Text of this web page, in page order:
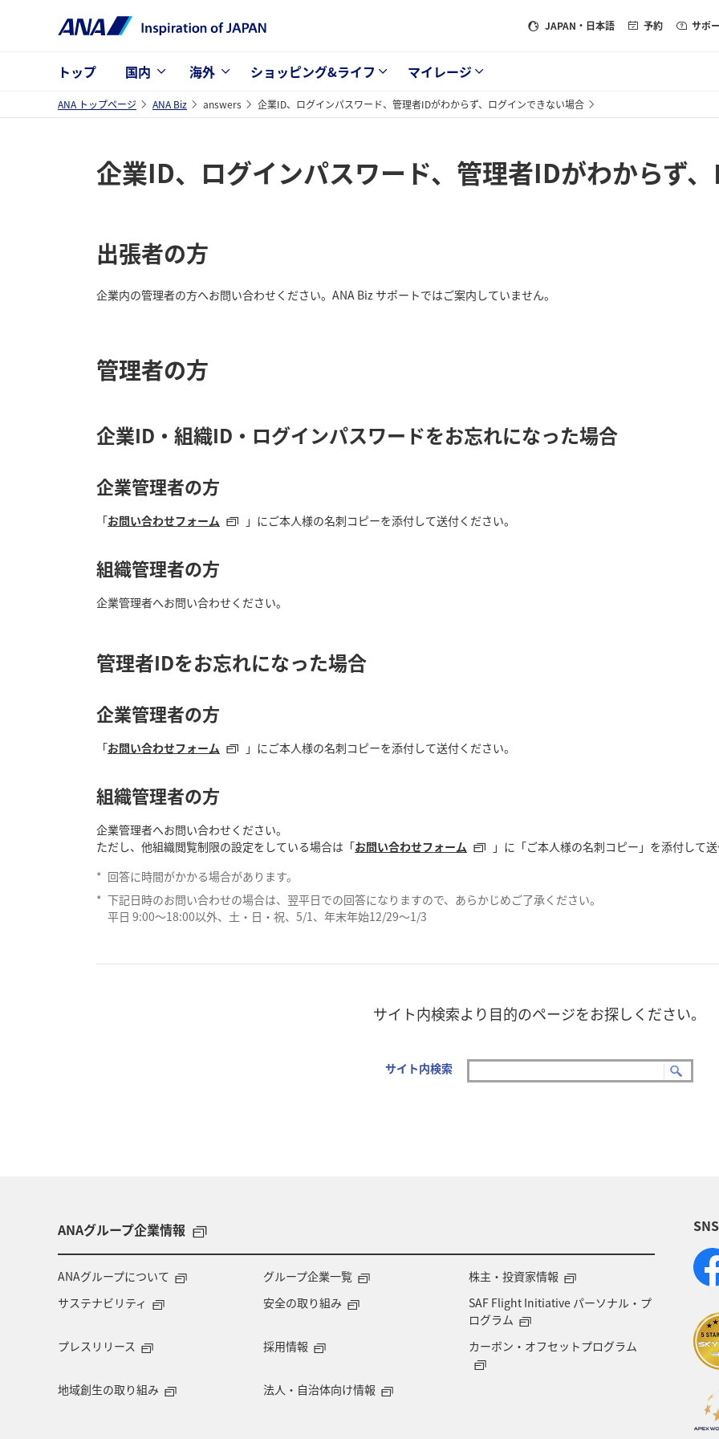
JAPAN ・日本語 予約 サポ
トップ 国内 海外 ショッピング&ライフ マイレージ
ANA トップページ ANA Biz answers 企業ID、ログインパスワード、管理者IDがわからず、ログインできない場合
企業ID、ログインパスワード、管理者IDがわからず
出張者の方
企業内の管理者の方へお問い合わせください。ANA Biz サポートではご案内していません。
管理者の方
企業ID・組織ID・ログインパスワードをお忘れになった場合
企業管理者の方
「お問い合わせフォーム 」にご本人様の名刺コピーを添付して送付ください。
組織管理者の方
企業管理者へお問い合わせください。
管理者IDをお忘れになった場合
企業管理者の方
「お問い合わせフォーム 」にご本人様の名刺コピーを添付して送付ください。
組織管理者の方
企業管理者へお問い合わせください。
ただし、他組織閲覧制限の設定をしている場合は「お問い合わせフォーム
」に「ご本人様の名刺コピー」を添付して送
* 回答に時間がかかる場合があります。
* 下記日時のお問い合わせの場合は、翌平日での回答になりますので、あらかじめご了承ください。
平日 9:00～18:00以外、土・日・祝、5/1、年末年始12/29～1/3
サイト内検索より目的のページをお探しください。
サイト内検索
ANAグループ企業情報
ANAグループについて グループ企業一覧
株主・投資家情報
サステナビリティ
安全の取り組み
SAF Flight Initiative パーソナル・プ
ログラム
プレスリリース
採用情報 カーボン・オフセットプログラム
地域創生の取り組み 法人・自治体向け情報